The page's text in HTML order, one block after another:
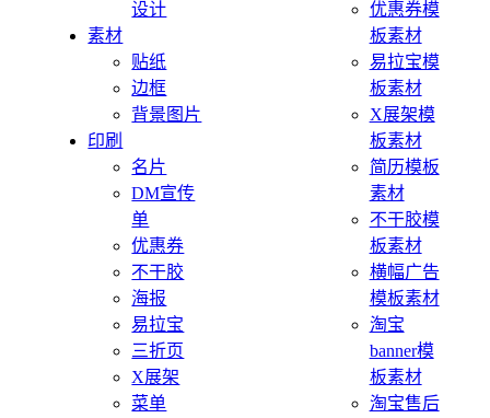
设计
素材
贴纸
边框
背景图片
印刷
名片
DM宣传
单
优惠券
不干胶
海报
易拉宝
三折页
X展架
菜单
优惠券模
板素材
易拉宝模
板素材
X展架模
板素材
简历模板
素材
不干胶模
板素材
横幅广告
模板素材
淘宝
banner模
板素材
淘宝售后